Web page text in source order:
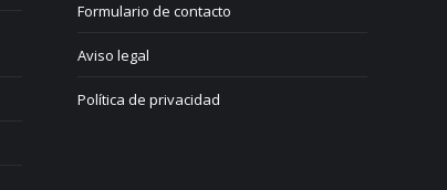
Formulario de contacto
Aviso legal
Política de privacidad